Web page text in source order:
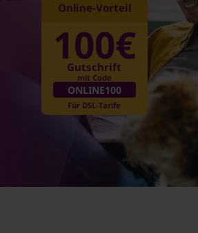
Online-Vorteil
100€
Gutschrift
mit Code
ONLINE100
Für DSL-Tarife